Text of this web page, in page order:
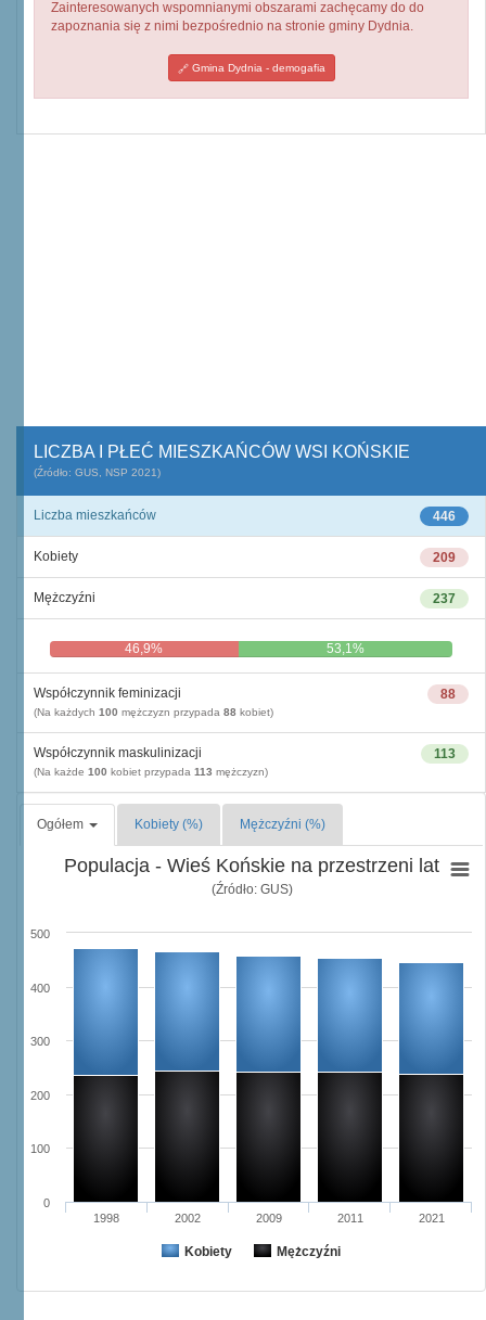
Zainteresowanych wspomnianymi obszarami zachęcamy do do
zapoznania się z nimi bezpośrednio na stronie gminy Dydnia.
Gmina Dydnia - demogafia
LICZBA I PŁEĆ MIESZKAŃCÓW WSI KOŃSKIE
(Źródło: GUS, NSP 2021)
446
Liczba mieszkańców
209
Kobiety
237
Mężczyźni
46,9% 53,1%
88
Współczynnik feminizacji
(Na każdych 100 mężczyzn przypada 88 kobiet)
113
Współczynnik maskulinizacji
(Na każde 100 kobiet przypada 113 mężczyzn)
Ogółem Kobiety (%) Mężczyźni (%)
Populacja - Wieś Końskie na przestrzeni lat
(Źródło: GUS)
Kobiety Mężczyźni
1998 2002 2009 2011 2021
0
100
200
300
400
500